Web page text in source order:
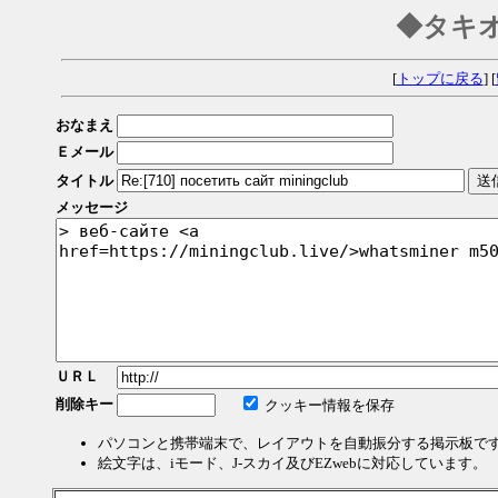
◆タキ
[トップに戻る] [
おなまえ
Ｅメール
タイトル
メッセージ
ＵＲＬ
削除キー
クッキー情報を保存
パソコンと携帯端末で、レイアウトを自動振分する掲示板で
絵文字は、iモード、J-スカイ及びEZwebに対応しています。